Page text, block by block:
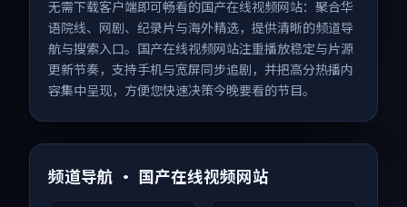
无需下载客户端即可畅看的国产在线视频网站：聚合华
语院线、网剧、纪录片与海外精选，提供清晰的频道导
航与搜索入口。国产在线视频网站注重播放稳定与片源
更新节奏，支持手机与宽屏同步追剧，并把高分热播内
容集中呈现，方便您快速决策今晚要看的节目。
频道导航 · 国产在线视频网站